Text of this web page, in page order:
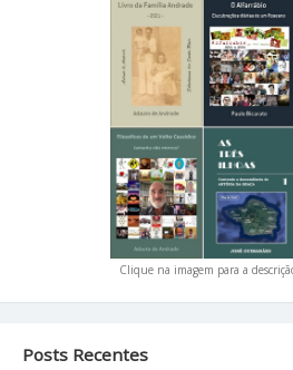
Clique na imagem para a
Posts Recentes